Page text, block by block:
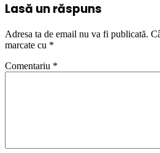
Lasă un răspuns
Adresa ta de email nu va fi publicată.
marcate cu *
Comentariu *